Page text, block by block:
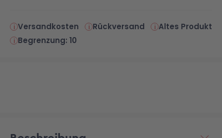
Versandkosten Rückversand
Altes Produkt
Begrenzung: 10